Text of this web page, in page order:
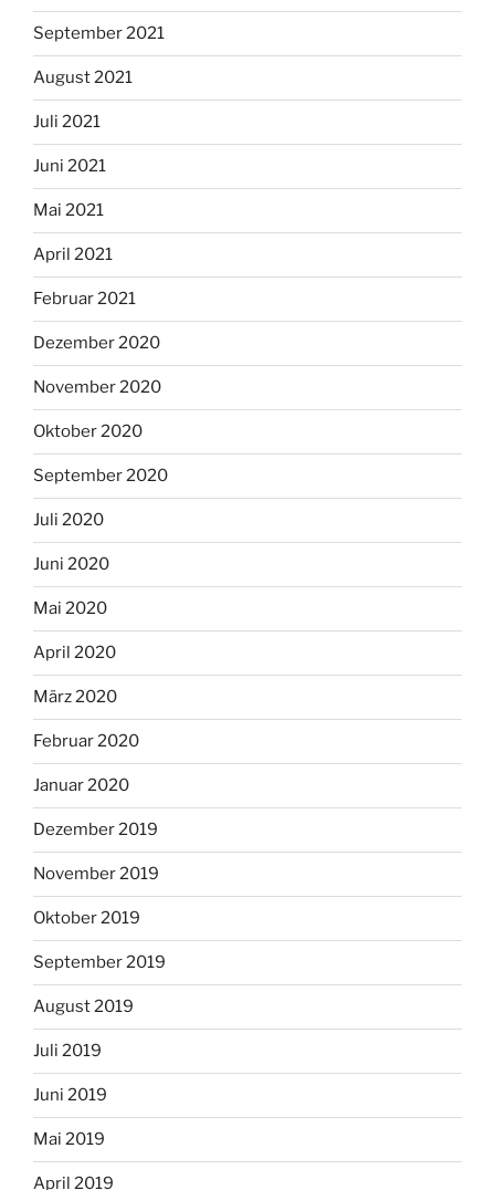
September 2021
August 2021
Juli 2021
Juni 2021
Mai 2021
April 2021
Februar 2021
Dezember 2020
November 2020
Oktober 2020
September 2020
Juli 2020
Juni 2020
Mai 2020
April 2020
März 2020
Februar 2020
Januar 2020
Dezember 2019
November 2019
Oktober 2019
September 2019
August 2019
Juli 2019
Juni 2019
Mai 2019
April 2019